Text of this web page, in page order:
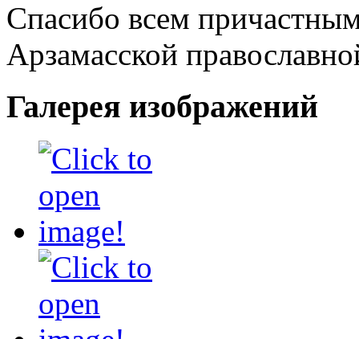
Спасибо всем
Арзамасской
Галерея изображений